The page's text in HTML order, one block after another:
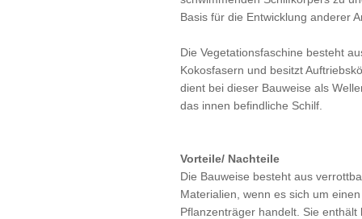
Basis für die Entwicklung anderer
Die Vegetationsfaschine besteht
Kokosfasern und besitzt
dient bei dieser Bauweise als
das innen befindliche Schilf.
Vorteile/ Nachteile
Die Bauweise besteht aus
Materialien, wenn es sich um
Pflanzenträger handelt. Sie enthält